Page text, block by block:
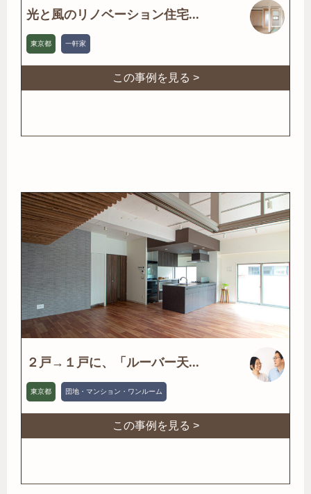
光と風のリノベーション住宅...
東京都 一軒家
この事例を見る >
２戸→１戸に、「ルーバー天...
東京都 団地・マンション・ワンルーム
この事例を見る >